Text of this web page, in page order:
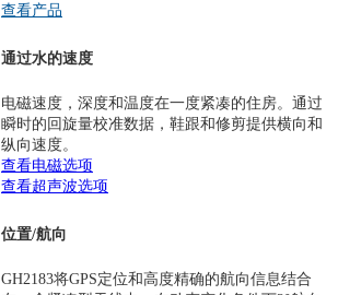
查看产品
通过水的速度
电磁速度，深度和温度在一度紧凑的住房。通过
瞬时的回旋量校准数据，鞋跟和修剪提供横向和
纵向速度。
查看电磁选项
查看超声波选项
位置/航向
GH2183将GPS定位和高度精确的航向信息结合